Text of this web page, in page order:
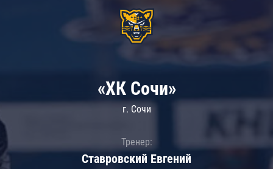
«ХК Сочи»
г. Сочи
Тренер:
Ставровский Евгений